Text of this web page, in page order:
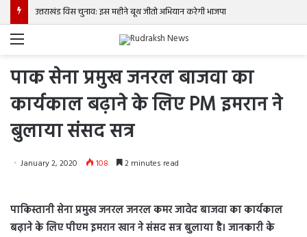
उत्तराखंड विस चुनाव: इस महीने बूथ जीतो अभियान करेगी भाजपा
Menu
पाक सेना प्रमुख जनरल बाजवा का
कार्यकाल बढ़ाने के लिए PM इमरान ने
बुलाया संसद सत्र
January 2, 2020 108 2 minutes read
पाकिस्तानी सेना प्रमुख जनरल जनरल कमर जावेद बाजवा का कार्यकाल
बढ़ाने के लिए पीएम इमरान खान ने संसद सत्र बुलाया है। जानकारी के